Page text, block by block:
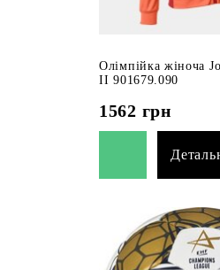
Олімпійка жіноча
II 901679.090
1562 грн